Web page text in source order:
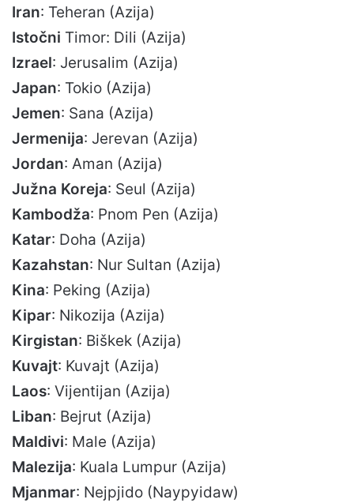
Iran: Teheran (Azija)
Istočni Timor: Dili (Azija)
Izrael: Jerusalim (Azija)
Japan: Tokio (Azija)
Jemen: Sana (Azija)
Jermenija: Jerevan (Azija)
Jordan: Aman (Azija)
Južna Koreja: Seul (Azija)
Kambodža: Pnom Pen (Azija)
Katar: Doha (Azija)
Kazahstan: Nur Sultan (Azija)
Kina: Peking (Azija)
Kipar: Nikozija (Azija)
Kirgistan: Biškek (Azija)
Kuvajt: Kuvajt (Azija)
Laos: Vijentijan (Azija)
Liban: Bejrut (Azija)
Maldivi: Male (Azija)
Malezija: Kuala Lumpur (Azija)
Mjanmar: Nejpjido (Naypyidaw)